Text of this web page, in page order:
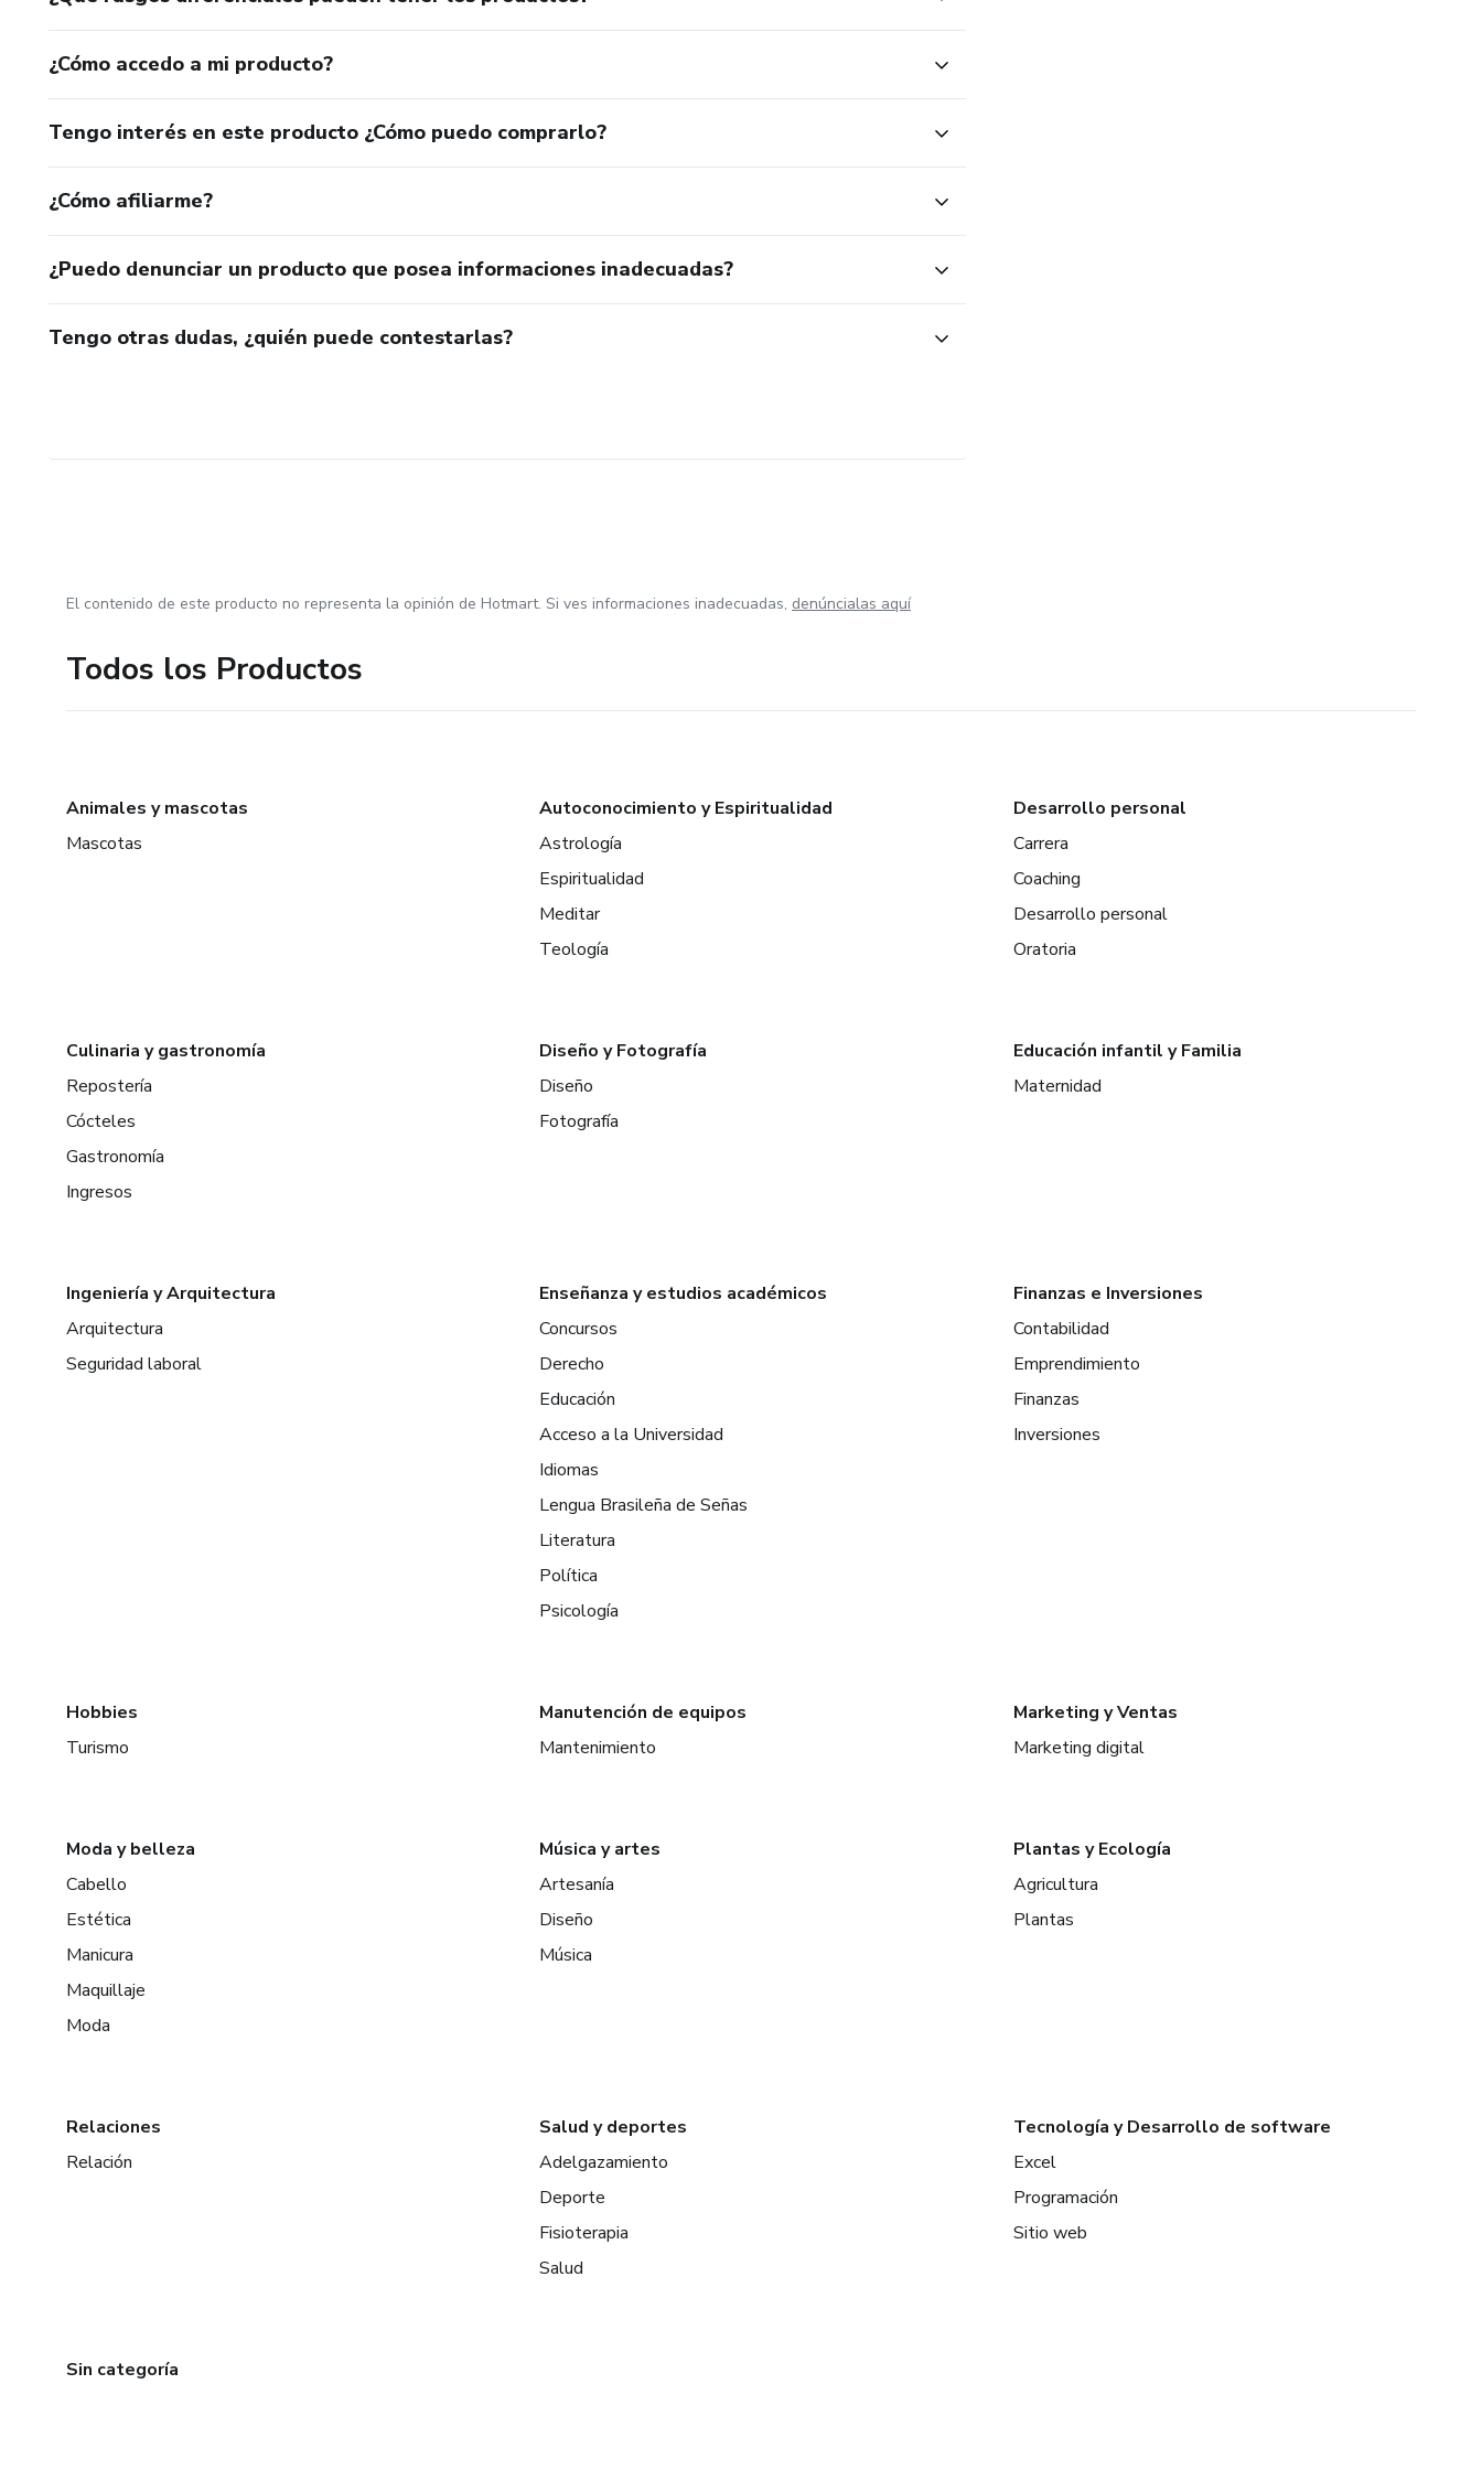
¿Cómo accedo a mi producto?
Tengo interés en este producto ¿Cómo puedo comprarlo?
¿Cómo afiliarme?
¿Puedo denunciar un producto que posea informaciones inadecuadas?
Tengo otras dudas, ¿quién puede contestarlas?
El contenido de este producto no representa la opinión de Hotmart. Si ves informaciones inadecuadas, denúncialas aquí
Todos los Productos
Animales y mascotas
Mascotas
Autoconocimiento y Espiritualidad
Astrología
Espiritualidad
Meditar
Teología
Desarrollo personal
Carrera
Coaching
Desarrollo personal
Oratoria
Culinaria y gastronomía
Repostería
Cócteles
Gastronomía
Ingresos
Diseño y Fotografía
Diseño
Fotografía
Educación infantil y Familia
Maternidad
Ingeniería y Arquitectura
Arquitectura
Seguridad laboral
Enseñanza y estudios académicos
Concursos
Derecho
Educación
Acceso a la Universidad
Idiomas
Lengua Brasileña de Señas
Literatura
Política
Psicología
Finanzas e Inversiones
Contabilidad
Emprendimiento
Finanzas
Inversiones
Hobbies
Turismo
Manutención de equipos
Mantenimiento
Marketing y Ventas
Marketing digital
Moda y belleza
Cabello
Estética
Manicura
Maquillaje
Moda
Música y artes
Artesanía
Diseño
Música
Plantas y Ecología
Agricultura
Plantas
Relaciones
Relación
Salud y deportes
Adelgazamiento
Deporte
Fisioterapia
Salud
Tecnología y Desarrollo de software
Excel
Programación
Sitio web
Sin categoría